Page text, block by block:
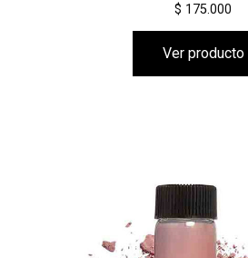
$ 175.000
Ver producto